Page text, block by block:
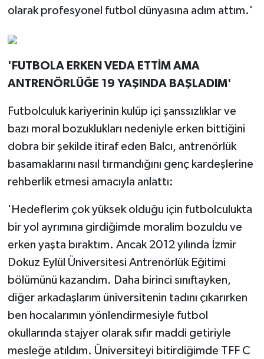
olarak profesyonel futbol dünyasına adım attım.'
'FUTBOLA ERKEN VEDA ETTİM AMA
ANTRENÖRLÜĞE 19 YAŞINDA BAŞLADIM'
Futbolculuk kariyerinin kulüp içi şanssızlıklar ve
bazı moral bozuklukları nedeniyle erken bittiğini
dobra bir şekilde itiraf eden Balcı, antrenörlük
basamaklarını nasıl tırmandığını genç kardeşlerine
rehberlik etmesi amacıyla anlattı:
'Hedeflerim çok yüksek olduğu için futbolculukta
bir yol ayrımına girdiğimde moralim bozuldu ve
erken yaşta bıraktım. Ancak 2012 yılında İzmir
Dokuz Eylül Üniversitesi Antrenörlük Eğitimi
bölümünü kazandım. Daha birinci sınıftayken,
diğer arkadaşlarım üniversitenin tadını çıkarırken
ben hocalarımın yönlendirmesiyle futbol
okullarında stajyer olarak sıfır maddi getiriyle
mesleğe atıldım. Üniversiteyi bitirdiğimde TFF C